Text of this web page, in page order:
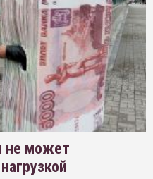
не может